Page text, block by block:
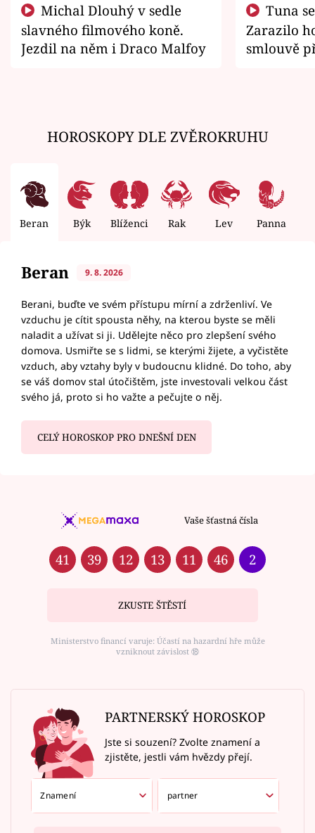
slavného filmového koně.
Jezdil na něm i Draco Malfoy
Zarazilo
smlouvě
HOROSKOPY DLE ZVĚROKRUHU
Beran Býk Blíženci Rak Lev Panna
Beran 9. 8. 2026
Berani, buďte ve svém přístupu mírní a zdrženliví. Ve
vzduchu je cítit spousta něhy, na kterou byste se měli
naladit a užívat si ji. Udělejte něco pro zlepšení svého
domova. Usmiřte se s lidmi, se kterými žijete, a vyčistěte
vzduch, aby vztahy byly v budoucnu klidné. Do toho, aby
se váš domov stal útočištěm, jste investovali velkou část
svého já, proto si ho važte a pečujte o něj.
CELÝ HOROSKOP PRO DNEŠNÍ DEN
Vaše šťastná čísla
41 39 12 13 11 46 2
ZKUSTE ŠTĚSTÍ
Ministerstvo financí varuje: Účastí na hazardní hře může
vzniknout závislost ⑱
PARTNERSKÝ HOROSKOP
Jste si souzení? Zvolte znamení a
zjistěte, jestli vám hvězdy přejí.